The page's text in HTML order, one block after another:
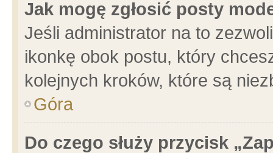
Jak mogę zgłosić posty
Jeśli administrator na to
ikonkę obok postu, który
kolejnych kroków, które są
Góra
Do czego służy przycisk